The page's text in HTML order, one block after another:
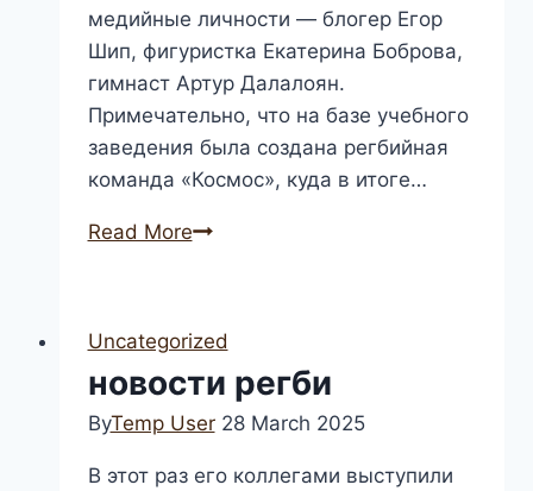
медийные личности — блогер Егор
Шип, фигуристка Екатерина Боброва,
гимнаст Артур Далалоян.
Примечательно, что на базе учебного
заведения была создана регбийная
команда «Космос», куда в итоге…
Read MoreНовости
info
Uncategorized
новости регби
ByTemp User 28 March 2025
В этот раз его коллегами выступили